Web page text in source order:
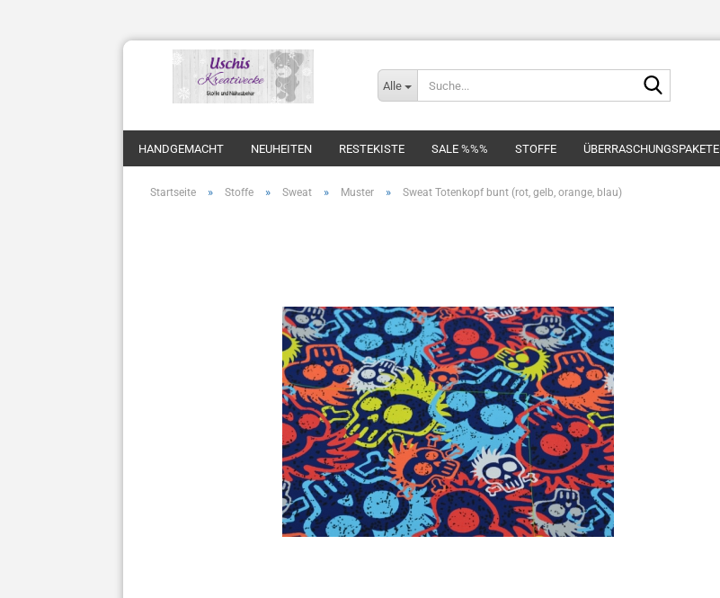
Alle
HANDGEMACHT NEUHEITEN RESTEKISTE SALE %%% STOFFE ÜBERRASCHUNGSPAKETE
Startseite » Stoffe » Sweat » Muster » Sweat Totenkopf bunt (rot, gelb, orange, blau)